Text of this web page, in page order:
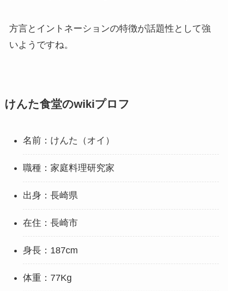
方言とイントネーションの特徴が話題性として強
いようですね。
けんた食堂のwikiプロフ
名前：けんた（オイ）
職種：家庭料理研究家
出身：長崎県
在住：長崎市
身長：187cm
体重：77Kg